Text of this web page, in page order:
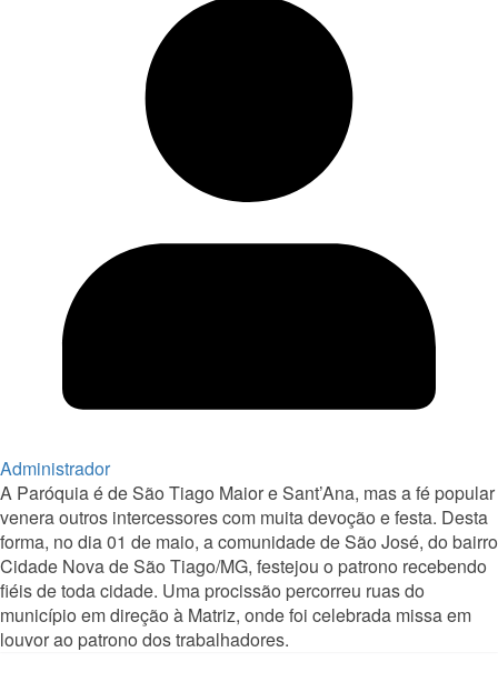
Administrador
A Paróquia é de São Tiago Maior e Sant’Ana, mas a fé popular
venera outros intercessores com muita devoção e festa. Desta
forma, no dia 01 de maio, a comunidade de São José, do bairro
Cidade Nova de São Tiago/MG, festejou o patrono recebendo
fiéis de toda cidade. Uma procissão percorreu ruas do
município em direção à Matriz, onde foi celebrada missa em
louvor ao patrono dos trabalhadores.